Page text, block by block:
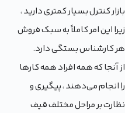
بازار کنترل بسیار کمتری دارید ،
زیرا این امر کاملاً به سبک فروش
هر کارشناس بستگی دارد.
از آنجا که همه افراد همه کارها
را انجام می‌دهند ، پیگیری و
نظارت بر مراحل مختلف قیف